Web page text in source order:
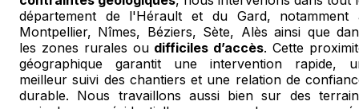
département de l'Hérault et du Gard, notamment
Montpellier, Nîmes, Béziers, Sète, Alès ainsi que
les zones rurales ou difficiles d’accès. Cette
géographique garantit une intervention rapide,
meilleur suivi des chantiers et une relation de
durable. Nous travaillons aussi bien sur des